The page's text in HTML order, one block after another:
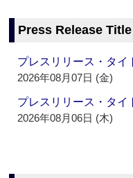
Press Release
プレスリリース・タ
2026年08月07日 (金)
プレスリリース・タ
2026年08月06日 (木)